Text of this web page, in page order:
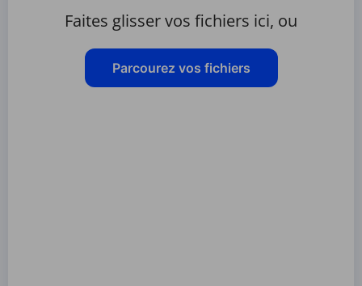
Faites glisser vos fichiers ici, ou
Parcourez vos fichiers